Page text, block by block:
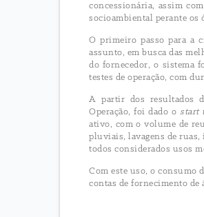
concessionária, assim
socioambiental perante os
O primeiro passo para a
assunto, em busca das
do fornecedor, o sistema
testes de operação, com
A partir dos resultados
Operação, foi dado ostart
ativo, com o volume de
pluviais, lavagens de ruas,
todos considerados usos
Com este uso, o consumo
contas de fornecimento de